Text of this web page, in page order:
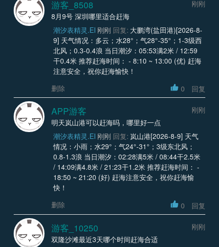
游客_8508
刚刚
8月9号 深圳哪里适合赶海
潮汐表精灵.EI 刚刚 回复: 大鹏湾(盐田港)[2026-8-
9] 天气情况：多云；水28°；气28°-35°；1-3级西
北风；0.3-0.4浪 当日潮汐：05:53满2米 / 12:59
干0.4米 推荐赶海时间： - 8:10 ~ 13:00 (优) 赶海
注意安全，祝你赶海愉快！
删除
0 回复
APP游客
刚刚
明天岚山港可以赶海吗，哪里好一点
潮汐表精灵.EI 刚刚 回复: 岚山港[2026-8-9] 天气
情况：小雨；水29°；气24°-31°；3级东北风；
0.8-1.3浪 当日潮汐：02:28满5米 / 08:44干2.5米
/ 14:09满4.8米 / 21:23干1.2米 推荐赶海时间： -
18:50 ~ 21:20 (好) 赶海注意安全，祝你赶海愉
快！
删除
0 回复
游客_10250
刚刚
双隆沙滩最近3天哪个时间赶海合适